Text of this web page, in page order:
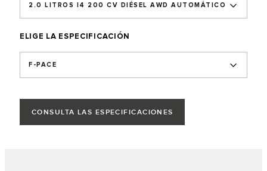
2.0 LITROS I4 200 CV DIÉSEL AWD AUTOMÁTICO
ELIGE LA ESPECIFICACIÓN
F-PACE
CONSULTA LAS ESPECIFICACIONES